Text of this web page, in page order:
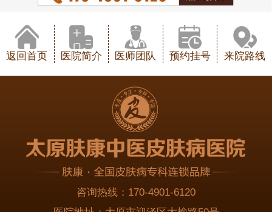
返回首页 医院简介 医师团队 预约挂号 来院路线
咨询热线： 170-4901-6120